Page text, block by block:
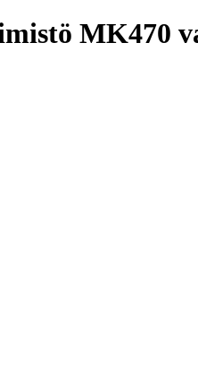
MK470